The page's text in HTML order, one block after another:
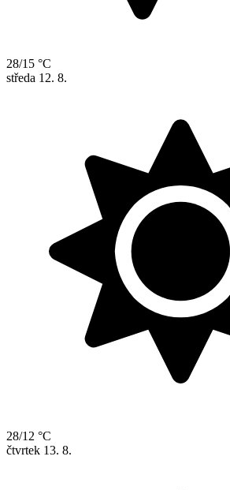
28/15 °C
středa 12. 8.
28/12 °C
čtvrtek 13. 8.